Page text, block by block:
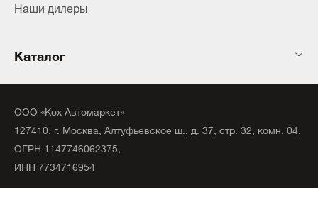
Наши дилеры
Каталог
ООО «Кох Автомаркет»
127410, г. Москва, Алтуфьевское ш., д. 37, стр. 32, комн. 04,
ОГРН 1147746062375,
ИНН 7734716954